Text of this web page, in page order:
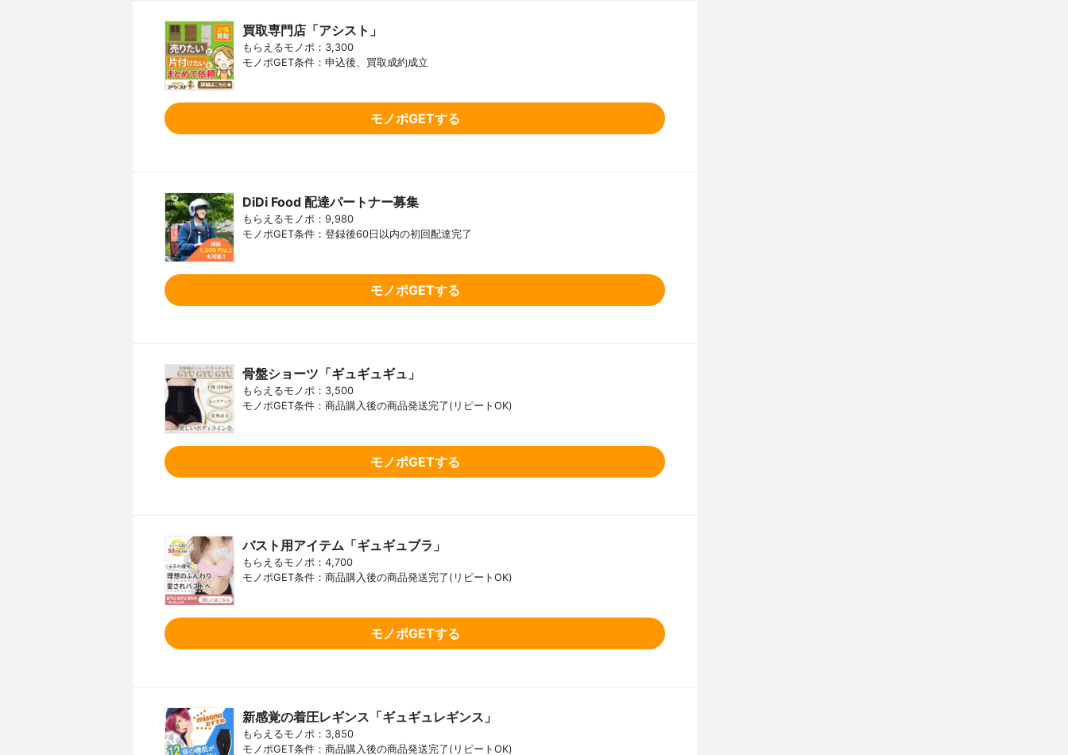
買取専門店「アシスト」
もらえるモノポ：3,300
モノポGET条件：申込後、買取成約成立
モノポGETする
DiDi Food 配達パートナー募集
もらえるモノポ：9,980
モノポGET条件：登録後60日以内の初回配達完了
モノポGETする
骨盤ショーツ「ギュギュギュ」
もらえるモノポ：3,500
モノポGET条件：商品購入後の商品発送完了(リピートOK)
モノポGETする
バスト用アイテム「ギュギュブラ」
もらえるモノポ：4,700
モノポGET条件：商品購入後の商品発送完了(リピートOK)
モノポGETする
新感覚の着圧レギンス「ギュギュレギンス」
もらえるモノポ：3,850
モノポGET条件：商品購入後の商品発送完了(リピートOK)